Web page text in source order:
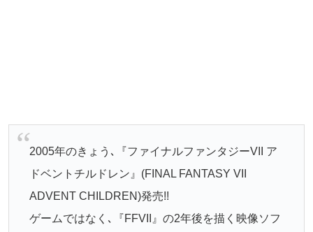
2005年のきょう､『ファイナルファンタジーVII ア
ドベントチルドレン』(FINAL FANTASY VII
ADVENT CHILDREN)発売!!
ゲームではなく､『FFVII』の2年後を描く映像ソフ